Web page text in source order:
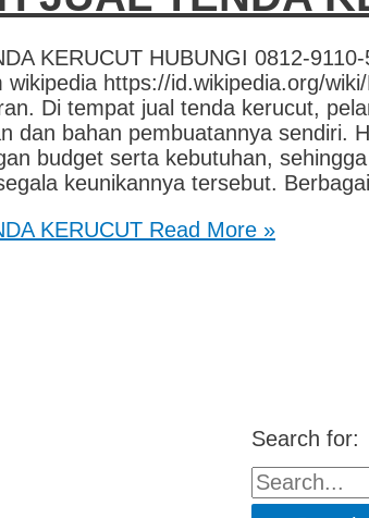
KERUCUT HUBUNGI 0812-
wikipedia https://id.wikipedia.org/
Di tempat jual tenda kerucut,
dan bahan pembuatannya sendiri.
budget serta kebutuhan,
keunikannya tersebut.
KERUCUT Read More »
Search for: